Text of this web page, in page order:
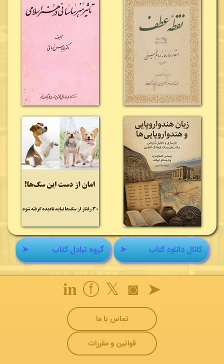
➤ گروه تبادل کتاب ➤ کانال دانلود کتاب
➤
◙
𝕏
ⓕ
𝐢𝐧
تماس با ما
قوانین و مقررات